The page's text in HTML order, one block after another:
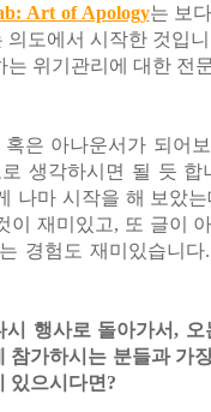
Art of Apology는 보
도에서 시작한 것입
위기관리에 대한 전
은 아나운서가 되어
생각하시면 될 듯 합
나마 시작을 해 보았
이 재미있고, 또 글이
경험도 재미있습니
시 행사로 돌아가서, 오
참가하시는 분들과 가
있으시다면?